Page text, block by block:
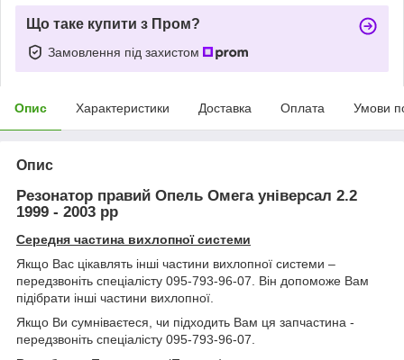
Що таке купити з Пром?
Замовлення під захистом
Опис Характеристики Доставка Оплата Умови
Опис
Резонатор правий Опель Омега універсал 2.2
1999 - 2003 рр
Середня частина вихлопної системи
Якщо Вас цікавлять інші частини вихлопної системи –
передзвоніть спеціалісту 095-793-96-07. Він допоможе Вам
підібрати інші частини вихлопної.
Якщо Ви сумніваєтеся, чи підходить Вам ця запчастина -
передзвоніть спеціалісту 095-793-96-07.